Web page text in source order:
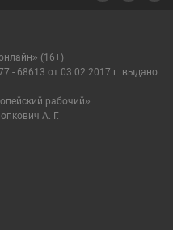
(16+)
- 68613 от 03.02.2017 г. выдано
рабочий»
А. Г.